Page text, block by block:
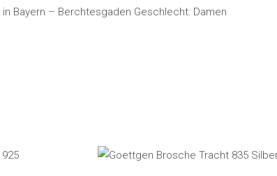
Bayern – Berchtesgaden Geschlecht: Damen